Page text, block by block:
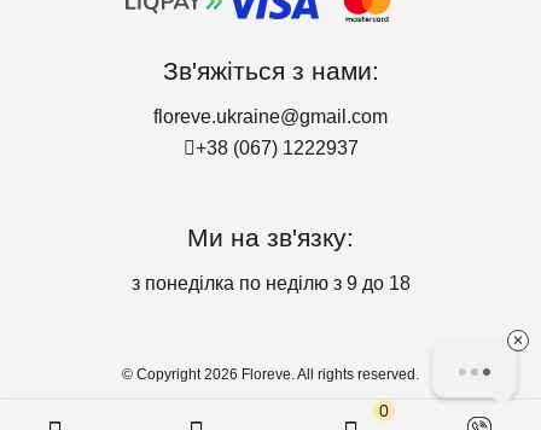
0
Зв'яжіться з нами:
floreve.ukraine@gmail.com
+38 (067) 1222937
Ми на зв'язку:
з понеділка по неділю з 9 до 18
© Copyright 2026 Floreve. All rights reserved.
✕